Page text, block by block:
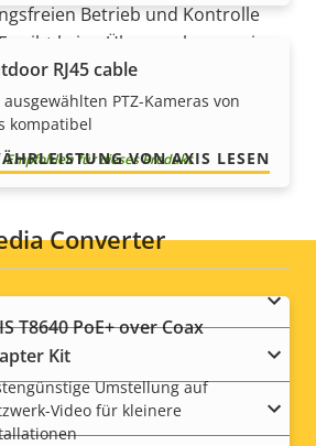
RJ45 cable
PTZ-Kameras von
kompatibel
Empfohlen für dieses Produkt
Converter
T8640 PoE+ over Coax
Kit
Umstellung auf
Video für kleinere
Betrieb und Kontrolle
gibt keine Überraschungen im
wir versprechen, ist genau
VON AXIS LESEN